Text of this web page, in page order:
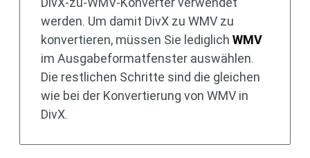
werden. Um damit DivX zu WMV zu
konvertieren, müssen Sie lediglich WMV
im Ausgabeformatfenster auswählen.
Die restlichen Schritte sind die gleichen
wie bei der Konvertierung von WMV in
DivX.